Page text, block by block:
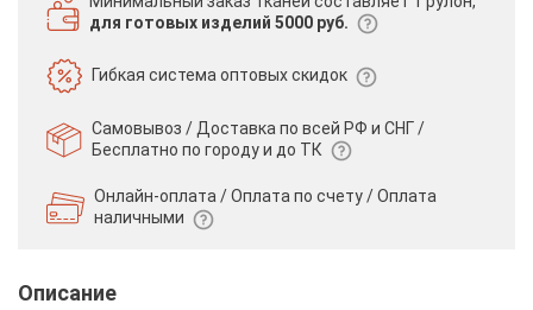
для готовых изделий 5000 руб.
Гибкая системаоптовых скидок
Самовывоз / Доставка по всей РФ и СНГ /
Бесплатно по городу и до ТК
Онлайн-оплата / Оплата по счету /Оплата
наличными
Описание